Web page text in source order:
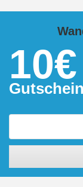
10€
Gutschein